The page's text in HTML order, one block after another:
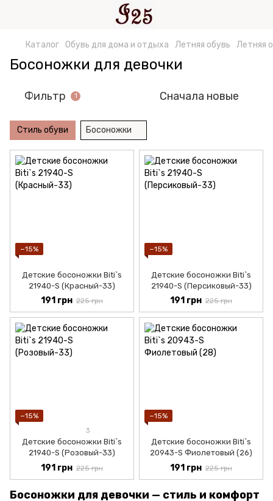
Каталог Обувь для дома и отдыха Летняя обувь Летняя
Босоножки для девочки
Фильтр 1 Сначала новые
Стиль обуви Босоножки
−15%
Детские босоножки Biti`s
21940-S (Красный-33)
191 грн 225 грн
−15%
Детские босоножки Biti`s
21940-S (Персиковый-33)
191 грн 225 грн
−15%
3
Детские босоножки Biti`s
21940-S (Розовый-33)
191 грн 225 грн
−15%
Детские босоножки Biti`s
20943-S Фиолетовый (26)
191 грн 225 грн
Босоножки для девочки — стиль и комфорт